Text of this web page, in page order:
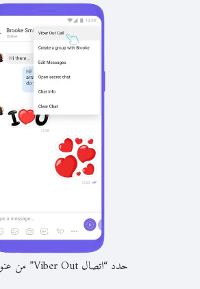
حدد “اتصال Viber Out” من عنوان المحادثة